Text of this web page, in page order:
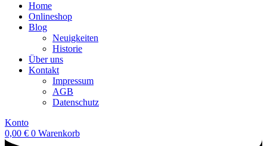
Home
Onlineshop
Blog
Neuigkeiten
Historie
Über uns
Kontakt
Impressum
AGB
Datenschutz
Konto
0,00 € 0 Warenkorb